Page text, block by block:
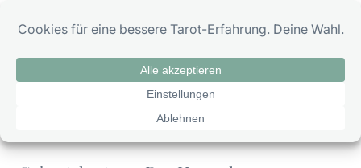
Inhalt
Geburtskarte 04 Der Herrscher